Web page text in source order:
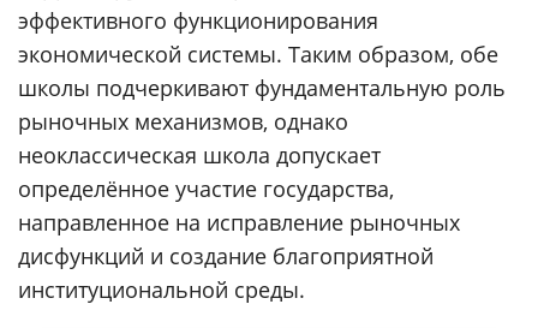
эффективного функционирования
экономической системы. Таким образом, обе
школы подчеркивают фундаментальную роль
рыночных механизмов, однако
неоклассическая школа допускает
определённое участие государства,
направленное на исправление рыночных
дисфункций и создание благоприятной
институциональной среды.